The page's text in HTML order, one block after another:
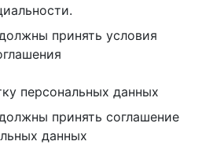
принять условия
персональных данных
принять соглашение
данных